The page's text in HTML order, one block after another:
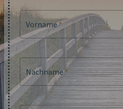
Vorname*
Nachname*